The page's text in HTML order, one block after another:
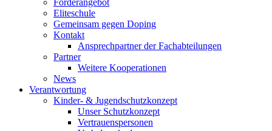
Eliteschule
Gemeinsam gegen Doping
Kontakt
Ansprechpartner der Fachabteilungen
Partner
Weitere Kooperationen
News
Verantwortung
Kinder- & Jugendschutzkonzept
Unser Schutzkonzept
Vertrauenspersonen